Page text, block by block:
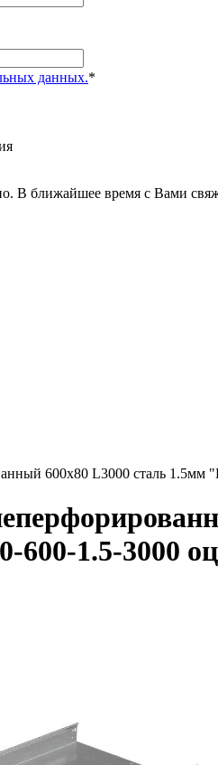
данных.*
В ближайшее время с Вами
600х80 L3000 сталь
1.5-3000